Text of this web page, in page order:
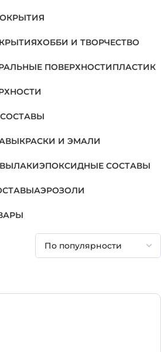
ХОББИ И ТВОРЧЕСТВО
ПОВЕРХНОСТИПЛАСТИК
КРАСКИ И ЭМАЛИ
ЛАКИЭПОКСИДНЫЕ СОСТАВЫ
АЭРОЗОЛИ